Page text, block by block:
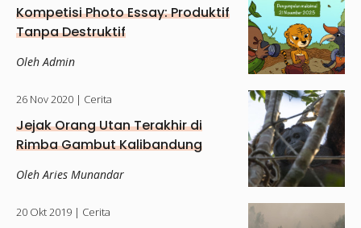
Kompetisi Photo Essay: Produktif
Tanpa Destruktif
Oleh Admin
26 Nov 2020 | Cerita
Jejak Orang Utan Terakhir di
Rimba Gambut Kalibandung
Oleh Aries Munandar
20 Okt 2019 | Cerita